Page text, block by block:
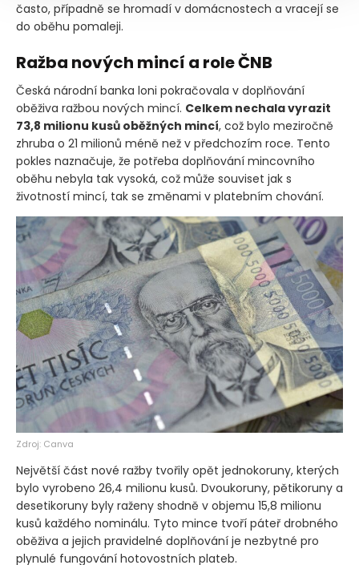
často, případně se hromadí v domácnostech a vracejí se
do oběhu pomaleji.
Ražba nových mincí a role ČNB
Česká národní banka loni pokračovala v doplňování
oběživa ražbou nových mincí. Celkem nechala vyrazit
73,8 milionu kusů oběžných mincí, což bylo meziročně
zhruba o 21 milionů méně než v předchozím roce. Tento
pokles naznačuje, že potřeba doplňování mincovního
oběhu nebyla tak vysoká, což může souviset jak s
životností mincí, tak se změnami v platebním chování.
Zdroj: Canva
Největší část nové ražby tvořily opět jednokoruny, kterých
bylo vyrobeno 26,4 milionu kusů. Dvoukoruny, pětikoruny a
desetikoruny byly raženy shodně v objemu 15,8 milionu
kusů každého nominálu. Tyto mince tvoří páteř drobného
oběživa a jejich pravidelné doplňování je nezbytné pro
plynulé fungování hotovostních plateb.